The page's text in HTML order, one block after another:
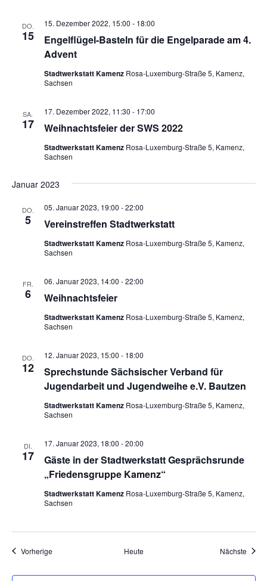
DO.
15
Engelflügel-Basteln für die Engelparade am 4.
Advent
15. Dezember 2022, 15:00 - 18:00
Stadtwerkstatt Kamenz Rosa-Luxemburg-Straße 5, Kamenz,
Sachsen
SA.
17 Weihnachtsfeier der SWS 2022
17. Dezember 2022, 11:30 - 17:00
Stadtwerkstatt Kamenz Rosa-Luxemburg-Straße 5, Kamenz,
Sachsen
Januar 2023
DO.
5 Vereinstreffen Stadtwerkstatt
05. Januar 2023, 19:00 -22:00
Stadtwerkstatt Kamenz Rosa-Luxemburg-Straße 5, Kamenz,
Sachsen
FR.
6 Weihnachtsfeier
06. Januar 2023, 14:00 -22:00
Stadtwerkstatt Kamenz Rosa-Luxemburg-Straße 5, Kamenz,
Sachsen
DO.
12
Sprechstunde Sächsischer Verband für
Jugendarbeit und Jugendweihe e.V. Bautzen
12. Januar 2023, 15:00 - 18:00
Stadtwerkstatt Kamenz Rosa-Luxemburg-Straße 5, Kamenz,
Sachsen
DI.
17
Gäste in der Stadtwerkstatt Gesprächsrunde
„Friedensgruppe Kamenz“
17. Januar 2023, 18:00 -20:00
Stadtwerkstatt Kamenz Rosa-Luxemburg-Straße 5, Kamenz,
Sachsen
VorherigeVeranstaltungen Heute Nächste